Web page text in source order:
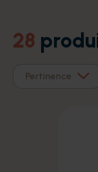
28
Pertinence